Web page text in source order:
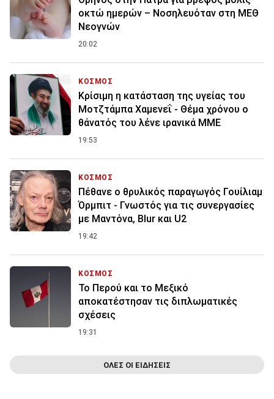
οκτώ ημερών – Νοσηλευόταν στη ΜΕΘ
Νεογνών
20:02
ΚΟΣΜΟΣ
Κρίσιμη η κατάσταση της υγείας του
Μοτζτάμπα Χαμενεΐ - Θέμα χρόνου ο
θάνατός του λένε ιρανικά ΜΜΕ
19:53
ΚΟΣΜΟΣ
Πέθανε ο θρυλικός παραγωγός Γουίλιαμ
Όρμπιτ - Γνωστός για τις συνεργασίες
με Μαντόνα, Blur και U2
19:42
ΚΟΣΜΟΣ
Το Περού και το Μεξικό
αποκατέστησαν τις διπλωματικές
σχέσεις
19:31
ΟΛΕΣ ΟΙ ΕΙΔΗΣΕΙΣ